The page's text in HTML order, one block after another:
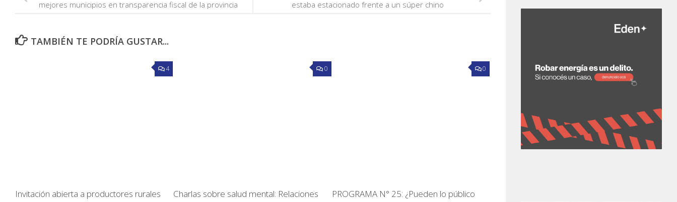
estaba estacionado frente a un súper chino
mejores municipios en transparencia fiscal de la provincia
TAMBIÉN TE PODRÍA GUSTAR...
4
Invitación abierta a productores rurales
0
Charlas sobre salud mental: Relaciones
0
PROGRAMA N° 25: ¿Pueden lo público